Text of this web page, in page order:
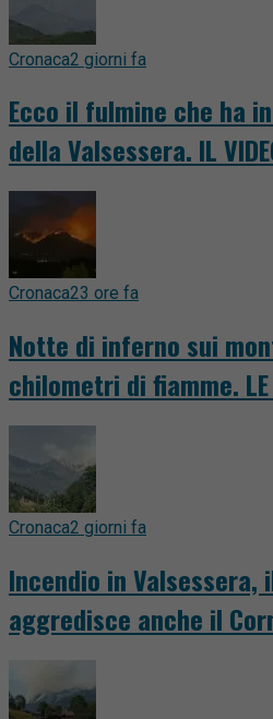
Cronaca2 giorni fa
Ecco il fulmine che ha
della Valsessera. IL
Cronaca23 ore fa
Notte di inferno sui
chilometri di fiamme. LE
Cronaca2 giorni fa
Incendio in Valsessera,
aggredisce anche il